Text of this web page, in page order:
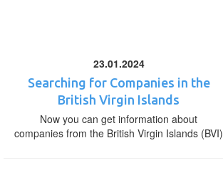
23.01.2024
Searching for Companies in the
British Virgin Islands
Now you can get information about
companies from the British Virgin Islands (BVI)